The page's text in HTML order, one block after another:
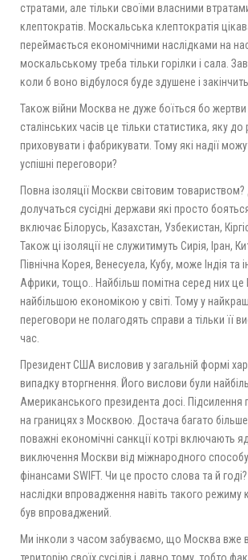
стратами, але тільки своїми власними
клептократів. Москальська клептократія
переймається економічними наслідками на
москальському треба тільки горілки і сала.
коли б воно відбулося буде здушене і
Також війни Москва не дуже боїться бо
сталінських часів це тільки статистика, яку до
приховувати і фабрикувати. Тому які надії
успішні переговори?
Повна ізоляції Москви світовим
долучаться сусідні держави які просто
включає Білорусь, Казахстан, Узбекистан,
Також ці ізоляції не служитимуть Сирія, Іран,
Північна Корея, Венесуела, Кубу, може Індія та
Африки, тощо.. Найбільш помітна серед них це
найбільшою економікою у світі. Тому у
переговори не полагодять справи а тільки її
час.
Президент США висловив у загальній формі
випадку вторгнення. Його вислови були
Американського президента досі. Підсилення
на границях з Москвою. Достача багато більше
поважні економічні санкції котрі включають
виключення Москви від міжнародного
фінансами SWIFT. Чи це просто слова та й годі?
наслідки впровадження навіть такого
був впроваджений.
Ми інколи з часом забуваємо, що Москва вже
територію своїх сусідів і давно тому, тобто